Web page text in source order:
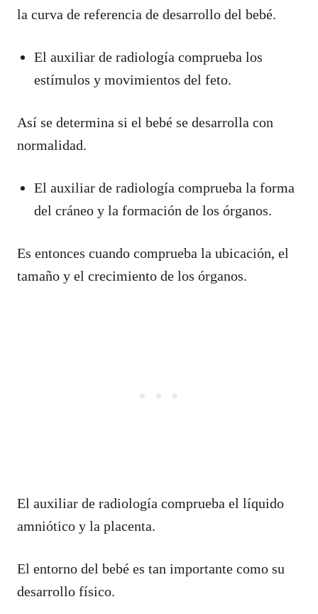
la curva de referencia de desarrollo del bebé.
El auxiliar de radiología comprueba los
estímulos y movimientos del feto.
Así se determina si el bebé se desarrolla con
normalidad.
El auxiliar de radiología comprueba la forma
del cráneo y la formación de los órganos.
Es entonces cuando comprueba la ubicación, el
tamaño y el crecimiento de los órganos.
El auxiliar de radiología comprueba el líquido
amniótico y la placenta.
El entorno del bebé es tan importante como su
desarrollo físico.